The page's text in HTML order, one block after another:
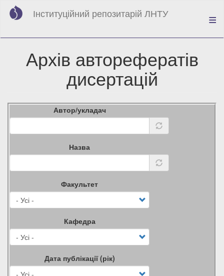
Перейти
вмісту
Інституційний репозитарій ЛНТУ
Архів авторефератів
дисертацій
Автор/укладач
Назва
Факультет
Кафедра
Дата публікації (рік)